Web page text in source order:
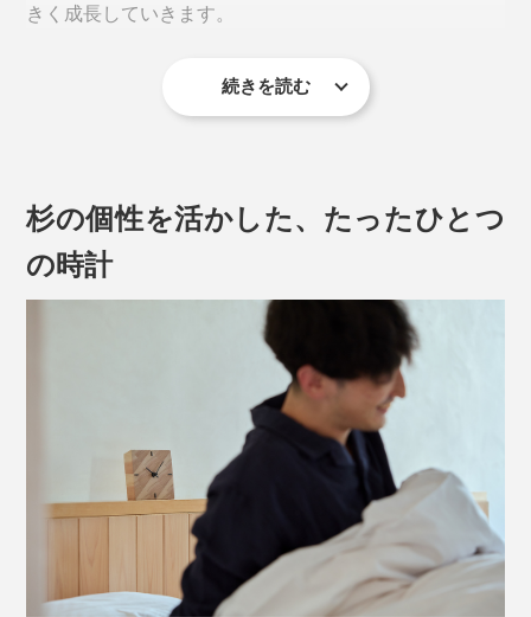
きく成長していきます。
た、私たちの人生のよう。
あなたの大切な人が歩んできた“これまで”を讃えて、“こ
は、きっとふさわしいでしょう。
デスクやベッドサイドに置きやすいサイズの置き時計、
「ko NENRIN」が、新たに登場です。
続きを読む
杉の個性を活かした、たったひとつ
の時計